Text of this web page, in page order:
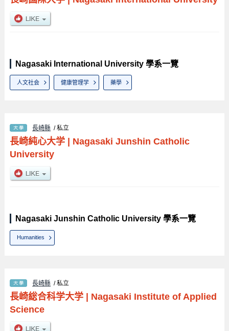
Nagasaki International University 學系一覽
人文社会 健康管理学 藥學
長崎縣 / 私立
長崎純心大学| Nagasaki Junshin Catholic
University
Nagasaki Junshin Catholic University 學系一覽
Humanities
長崎縣 / 私立
長崎総合科学大学| Nagasaki Institute of Applied
Science